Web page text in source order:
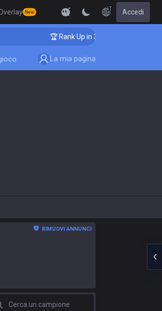
New
IT Accedi
🏆 Rank Up in 3 Days! Challenger
La mia pagina
RIMUOVI ANNUNCI
un campione